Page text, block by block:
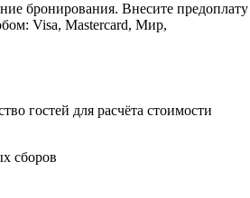
бронирования. Внесите предоплату
Visa, Mastercard, Мир,
гостей для расчёта стоимости
сборов